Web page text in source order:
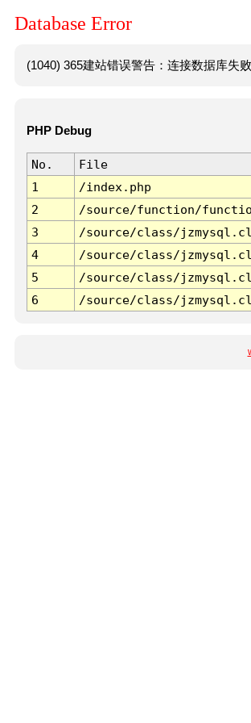
Database Error
(1040) 365建站错误警告：连接数据库失
PHP Debug
No. File
1
/index.php
2
/source/function/
3
/source/class/
4
/source/class/
5
/source/class/
6
/source/class/